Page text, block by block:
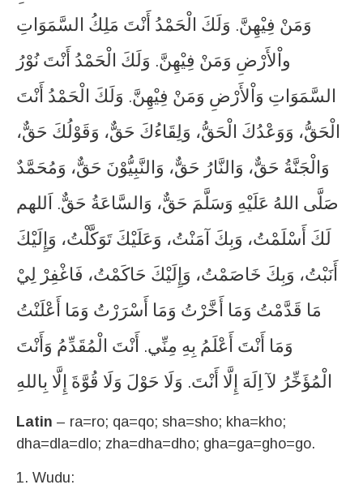
وَمَنْ فِيْهِنَّ. وَلَكَ الْحَمْدُ أَنْتَ مَلِكُ السَّمَوَاتِ
واْلأَرْضِ وَمَنْ فِيْهِنَّ. وَلَكَ الْحَمْدُ أَنْتَ نُوْرُ
السَّمَوَاتِ وَاْلأَرْضِ وَمَنْ فِيْهِنَّ. وَلَكَ الْحَمْدُ أَنْتَ
الْحَقُّ، وَوَعْدُكَ الْحَقُّ، وَلِقَاءُكَ حَقٌّ، وَقَوْلُكَ حَقٌّ،
وَالْجَنَّةُ حَقٌّ، وَالنَّارُ حَقٌّ، وَالنَّبِيُّوْنَ حَقٌّ، وَمُحَمَّدٌ
صَلَّى اللهُ عَلَيْهِ وَسَلَّمَ حَقٌّ، وَالسَّاعَةُ حَقٌّ. اَللهم
لَكَ أَسْلَمْتُ، وَبِكَ آمَنْتُ، وَعَلَيْكَ تَوَكَّلْتُ، وَإِلَيْكَ
أَنَبْتُ، وَبِكَ خَاصَمْتُ، وَإِلَيْكَ حَاكَمْتُ، فَاغْفِرْ لِيْ
مَا قَدَّمْتُ وَمَا أَخَّرْتُ وَمَا أَسْرَرْتُ وَمَا أَعْلَنْتُ
وَمَا أَنْتَ أَعْلَمُ بِهِ مِنِّي. أَنْتَ الْمُقَدِّمُ وَأَنْتَ
الْمُؤَخِّرُ لآ اِلَهَ إِلَّا أَنْتَ. وَلَا حَوْلَ وَلَا قُوَّةَ إِلَّا بِاللهِ
Latin – ra=ro; qa=qo; sha=sho; kha=kho;
dha=dla=dlo; zha=dha=dho; gha=ga=gho=go.
1. Wudu: